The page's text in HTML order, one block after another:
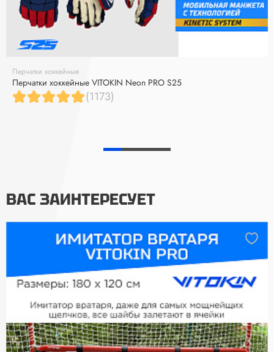
Перчатки хоккейные
Перчатки хоккейные VITOKIN Neon PRO S25
(1173)
ВАС ЗАИНТЕРЕСУЕТ